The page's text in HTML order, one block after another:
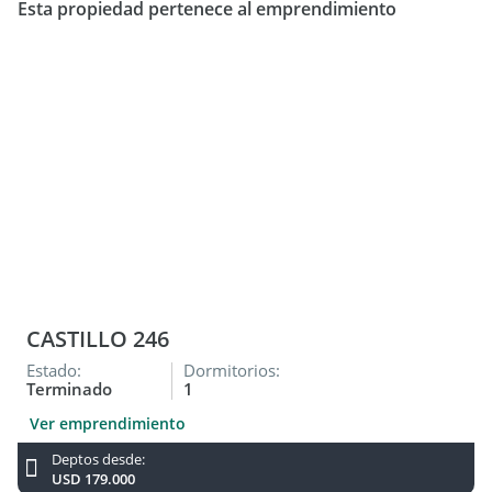
deberá realizar las verificaciones respectivas previamente a
Esta propiedad pertenece al emprendimiento
CASTILLO 246
Estado:
Terminado
Dormitorios:
1
Ver emprendimiento
Deptos desde:
USD 179.000